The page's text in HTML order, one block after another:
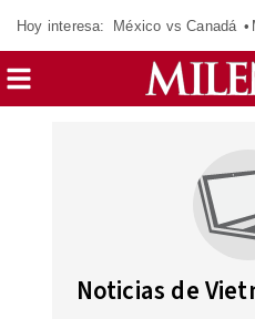
Hoy interesa: México vs Canadá
Noticias de